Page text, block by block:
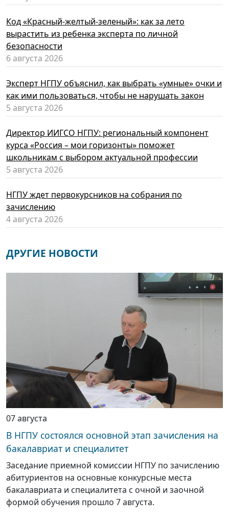
Код «Красный-желтый-зеленый»: как за лето
вырастить из ребенка эксперта по личной
безопасности
6 августа 2026
Эксперт НГПУ объяснил, как выбрать «умные» очки и
как ими пользоваться, чтобы не нарушать закон
5 августа 2026
Директор ИИГСО НГПУ: региональный компонент
курса «Россия – мои горизонты» поможет
школьникам с выбором актуальной профессии
5 августа 2026
НГПУ ждет первокурсников на собрания по
зачислению
4 августа 2026
ДРУГИЕ НОВОСТИ
07 августа
В НГПУ состоялся основной этап зачисления на
бакалавриат и специалитет
Заседание приемной комиссии НГПУ по зачислению
абитуриентов на основные конкурсные места
бакалавриата и специалитета с очной и заочной
формой обучения прошло 7 августа.